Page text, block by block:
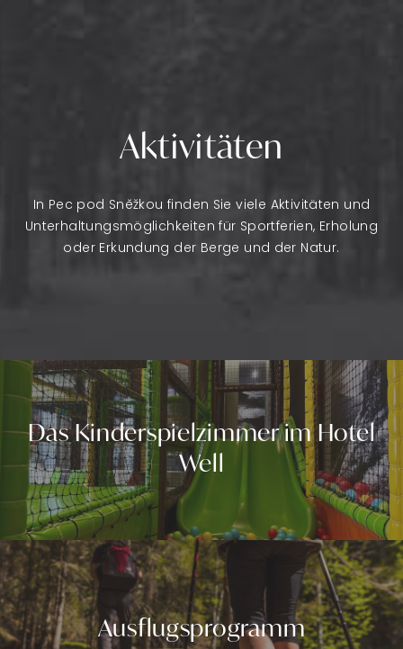
Aktivitäten
In Pec pod Sněžkou finden Sie viele Aktivitäten und
Unterhaltungsmöglichkeiten für Sportferien, Erholung
oder Erkundung der Berge und der Natur.
Das Kinderspielzimmer im Hotel
Well
Ausflugsprogramm